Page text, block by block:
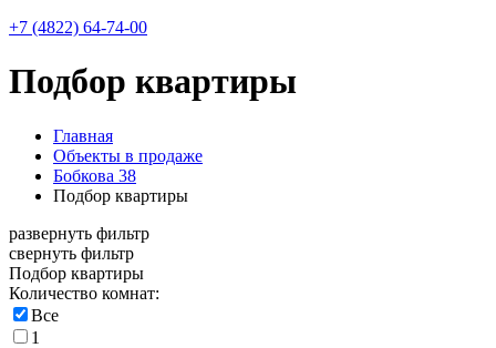
+7 (4822) 64-74-00
Подбор квартиры
Главная
Объекты в продаже
Бобкова 38
Подбор квартиры
развернуть фильтр
свернуть фильтр
Подбор квартиры
Количество комнат:
Все
1